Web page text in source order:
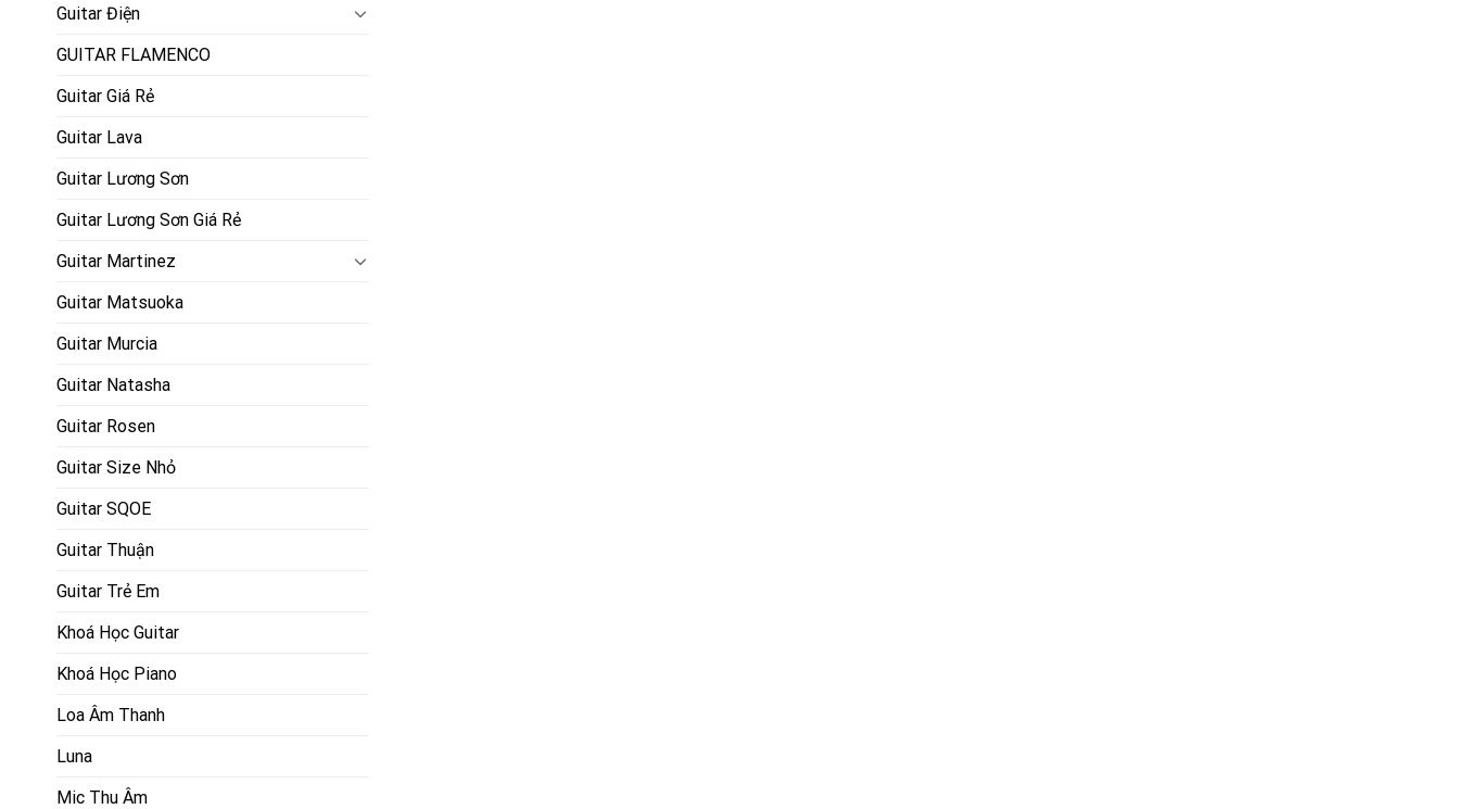
Guitar Điện
GUITAR FLAMENCO
Guitar Giá Rẻ
Guitar Lava
Guitar Lương Sơn
Guitar Lương Sơn Giá Rẻ
Guitar Martinez
Guitar Matsuoka
Guitar Murcia
Guitar Natasha
Guitar Rosen
Guitar Size Nhỏ
Guitar SQOE
Guitar Thuận
Guitar Trẻ Em
Khoá Học Guitar
Khoá Học Piano
Loa Âm Thanh
Luna
Mic Thu Âm